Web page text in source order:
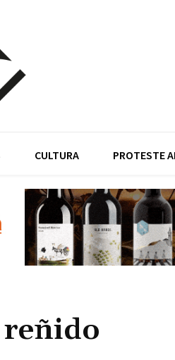
CULTURA PROTESTE
reñido